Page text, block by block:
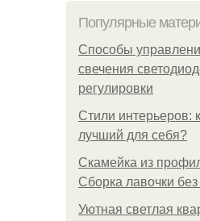
Популярные
Способы
свечения
регулировки
Стили интерьеров:
лучший для себя?
Скамейка из
Сборка лавочки без
Уютная светлая